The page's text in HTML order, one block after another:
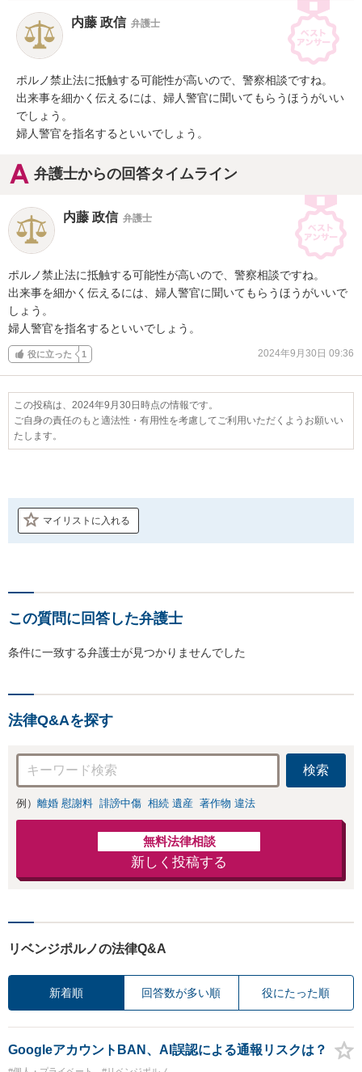
内藤 政信 弁護士
ポルノ禁止法に抵触する可能性が高いので、警察相談ですね。
出来事を細かく伝えるには、婦人警官に聞いてもらうほうがいい
でしょう。
婦人警官を指名するといいでしょう。
弁護士からの回答タイムライン
内藤 政信 弁護士
ポルノ禁止法に抵触する可能性が高いので、警察相談ですね。
出来事を細かく伝えるには、婦人警官に聞いてもらうほうがいいで
しょう。
婦人警官を指名するといいでしょう。
役に立った 1 2024年9月30日 09:36
この投稿は、2024年9月30日時点の情報です。
ご自身の責任のもと適法性・有用性を考慮してご利用いただくようお願いい
たします。
マイリストに入れる
この質問に回答した弁護士
条件に一致する弁護士が見つかりませんでした
法律Q&Aを探す
検索
例） 離婚 慰謝料 誹謗中傷 相続 遺産 著作物 違法
無料法律相談
新しく投稿する
リベンジポルノの法律Q&A
新着順 回答数が多い順 役にたった順
GoogleアカウントBAN、AI誤認による通報リスクは？